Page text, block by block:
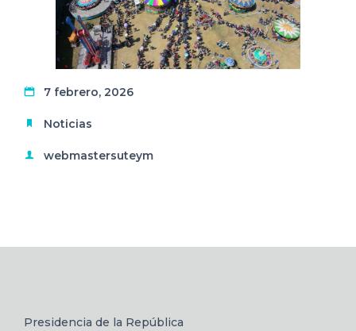
7 febrero, 2026
Noticias
webmastersuteym
Presidencia de la República